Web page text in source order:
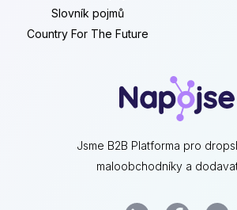
Jsme B2B Platforma pro
maloobchodníky a
Slovník pojmů
Country For The Future